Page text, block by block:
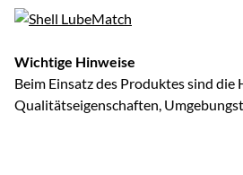
Wichtige Hinweise
Beim Einsatz des Produktes sind
Qualitätseigenschaften,